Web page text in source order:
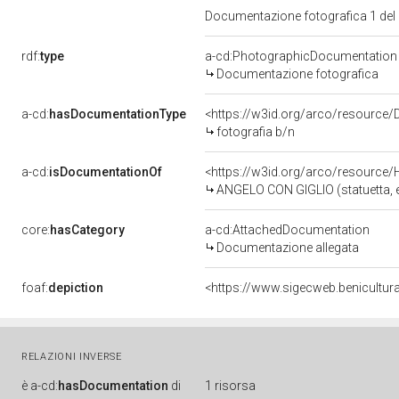
Documentazione fotografica 1
rdf:type
a-cd:PhotographicDocumentation
Documentazione fotografica
a-cd:hasDocumentationType
<https://w3id.org/arco/resource/
fotografia b/n
a-cd:isDocumentationOf
<https://w3id.org/arco/resource/
ANGELO CON GIGLIO
core:hasCategory
a-cd:AttachedDocumentation
Documentazione allegata
foaf:depiction <https://
RELAZIONI INVERSE
è a-cd:hasDocumentation di 1 risorsa